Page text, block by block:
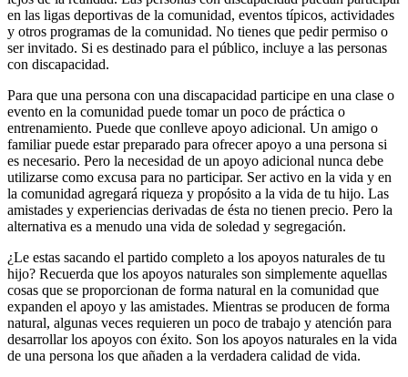
en las ligas deportivas de la comunidad, eventos típicos, actividades
y otros programas de la comunidad. No tienes que pedir permiso o
ser invitado. Si es destinado para el público, incluye a las personas
con discapacidad.
Para que una persona con una discapacidad participe en una clase o
evento en la comunidad puede tomar un poco de práctica o
entrenamiento. Puede que conlleve apoyo adicional. Un amigo o
familiar puede estar preparado para ofrecer apoyo a una persona si
es necesario. Pero la necesidad de un apoyo adicional nunca debe
utilizarse como excusa para no participar. Ser activo en la vida y en
la comunidad agregará riqueza y propósito a la vida de tu hijo. Las
amistades y experiencias derivadas de ésta no tienen precio. Pero la
alternativa es a menudo una vida de soledad y segregación.
¿Le estas sacando el partido completo a los apoyos naturales de tu
hijo? Recuerda que los apoyos naturales son simplemente aquellas
cosas que se proporcionan de forma natural en la comunidad que
expanden el apoyo y las amistades. Mientras se producen de forma
natural, algunas veces requieren un poco de trabajo y atención para
desarrollar los apoyos con éxito. Son los apoyos naturales en la vida
de una persona los que añaden a la verdadera calidad de vida.